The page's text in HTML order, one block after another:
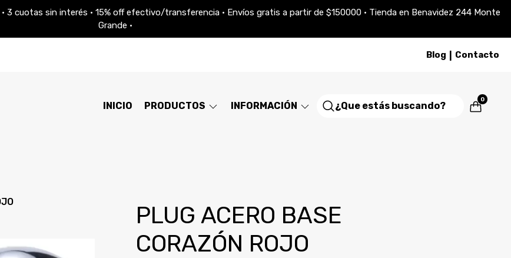
3 cuotas sin interés • 15% off efectivo/transferencia • Envíos gratis a partir de $150000 • Tienda en Benavidez 244 Monte
Grande •
Blog Contacto
INICIO PRODUCTOS INFORMACIÓN
0
PLUG ACERO BASE
CORAZÓN ROJO